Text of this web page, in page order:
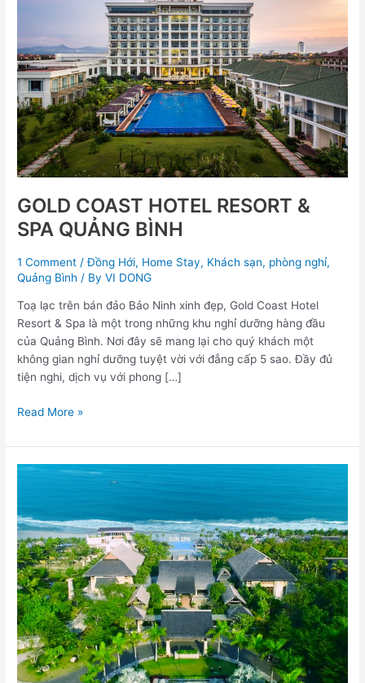
GOLD COAST HOTEL RESORT &
SPA QUẢNG BÌNH
1 Comment /Đồng Hới, Home Stay, Khách sạn, phòng nghỉ,
Quảng Bình / ByVI DONG
Toạ lạc trên bán đảo Bảo Ninh xinh đẹp, Gold Coast Hotel
Resort & Spa là một trong những khu nghỉ dưỡng hàng đầu
của Quảng Bình. Nơi đây sẽ mang lại cho quý khách một
không gian nghỉ dưỡng tuyệt vời với đẳng cấp 5 sao. Đầy đủ
tiện nghi, dịch vụ với phong […]
SPA
QUẢNG
BÌNH
Read More »
Sun
&
Villas
–
Resort
ở
Đồng
Hới